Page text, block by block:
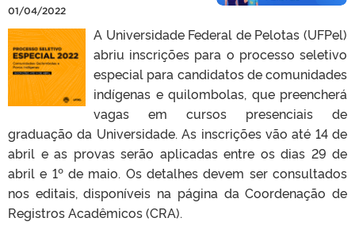
01/04/2022
A Universidade Federal de Pelotas (UFPel)
abriu inscrições para o processo seletivo
especial para candidatos de comunidades
indígenas e quilombolas, que preencherá
vagas em cursos presenciais de
graduação da Universidade. As inscrições vão até 14 de
abril e as provas serão aplicadas entre os dias 29 de
abril e 1º de maio. Os detalhes devem ser consultados
nos editais, disponíveis na página da Coordenação de
Registros Acadêmicos (CRA).